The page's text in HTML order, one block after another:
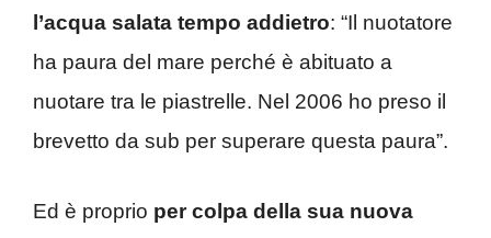
l’acqua salata tempo addietro: “Il nuotatore
ha paura del mare perché è abituato a
nuotare tra le piastrelle. Nel 2006 ho preso il
brevetto da sub per superare questa paura”.
Ed è proprio per colpa della sua nuova